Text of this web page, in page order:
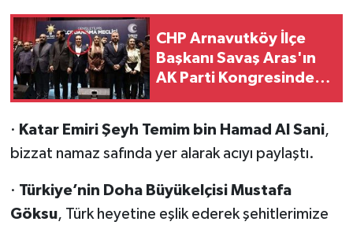
CHP Arnavutköy İlçe
Başkanı Savaş Aras'ın
AK Parti Kongresinde
· Katar Emiri Şeyh Temim bin Hamad Al Sani,
bizzat namaz safında yer alarak acıyı paylaştı.
· Türkiye’nin Doha Büyükelçisi Mustafa
Göksu, Türk heyetine eşlik ederek şehitlerimize